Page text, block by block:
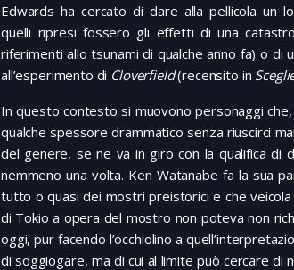
Edwards ha cercato di dare alla pellicola un
quelli ripresi fossero gli effetti di una
riferimenti allo tsunami di qualche anno fa) o di
all’esperimento di Cloverfield(recensito in
In questo contesto si muovono personaggi
qualche spessore drammatico senza riuscirci
del genere, se ne va in giro con la qualifica di
nemmeno una volta. Ken Watanabe fa la sua
tutto o quasi dei mostri preistorici e che veicola
di Tokio a opera del mostro non poteva non
oggi, pur facendo l’occhiolino a
di soggiogare, ma di cui al limite può cercare